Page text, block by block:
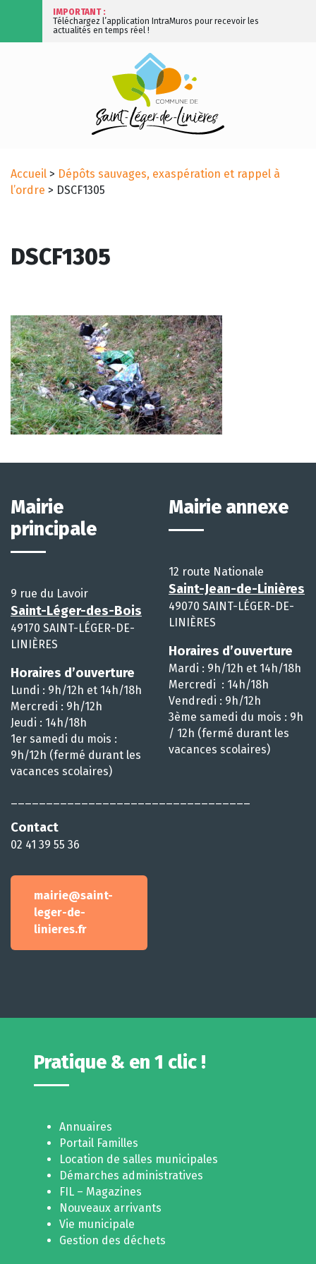
IMPORTANT :
Téléchargez l’application IntraMuros pour recevoir les
actualités en temps réel !
Accueil > Dépôts sauvages, exaspération et rappel à
l’ordre > DSCF1305
DSCF1305
Mairie
principale
9 rue du Lavoir
Saint-Léger-des-Bois
49170 SAINT-LÉGER-DE-
LINIÈRES
Horaires d’ouverture
Lundi : 9h/12h et 14h/18h
Mercredi : 9h/12h
Jeudi : 14h/18h
1er samedi du mois :
9h/12h (fermé durant les
vacances scolaires)
Contact
02 41 39 55 36
mairie@saint-
leger-de-
linieres.fr
Mairie annexe
12 route Nationale
Saint-Jean-de-Linières
49070 SAINT-LÉGER-DE-
LINIÈRES
Horaires d’ouverture
Mardi : 9h/12h et 14h/18h
Mercredi : 14h/18h
Vendredi : 9h/12h
3ème samedi du mois : 9h
/ 12h (fermé durant les
vacances scolaires)
Pratique & en 1 clic !
Annuaires
Portail Familles
Location de salles municipales
Démarches administratives
FIL – Magazines
Nouveaux arrivants
Vie municipale
Gestion des déchets